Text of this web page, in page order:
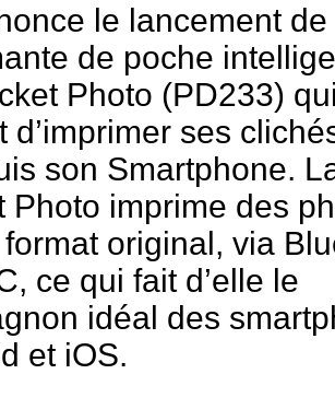
le lancement
de poche
Photo (PD233)
d’imprimer ses
son Smartphone.
Photo imprime des
original, via
ce qui fait d’elle le
idéal des
et iOS.